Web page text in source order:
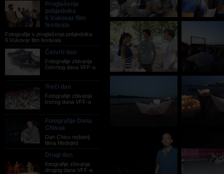
Proglašenje
pobjednika
6.Vukovar film
festivala
Fotografije s proglašenja pobjednika
6.Vukovar film festivala
Četvrti dan
Fotografije zbivanja
četvrtog dana VFF-a
Treći dan
Fotografije zbivanja
trećeg dana VFF-a
Fotografije Dana
Chisua
Dan Chisu redatelj
filma Medvjed
Drugi dan
fotografije zbivanja
drugog dana VFF-a